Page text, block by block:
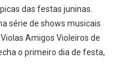
das festas juninas.
série de shows musicais
Amigos Violeiros de
o primeiro dia de festa,